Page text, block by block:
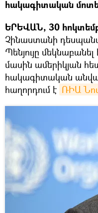
հակագիտական
ԵՐԵՎԱՆ, 30
Չինաստանի
Պենյույը
մասին ամերիկյան
հակագիտական
հաղորդում է ՌԻԱ